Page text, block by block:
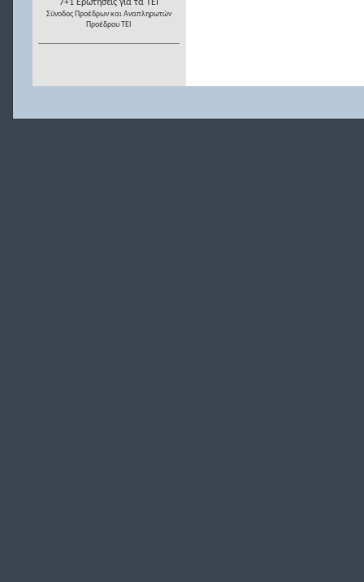
7+1 Ερωτήσεις για τα ΤΕΙ
Σύνοδος Προέδρων και Αναπληρωτών
Προέδρου ΤΕΙ